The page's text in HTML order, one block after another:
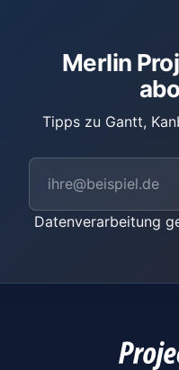
Merlin
Tipps zu Gantt,
Datenverarbeitung